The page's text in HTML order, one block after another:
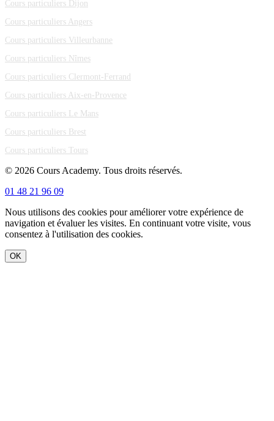
Cours particuliers Dijon
Cours particuliers Angers
Cours particuliers Villeurbanne
Cours particuliers Nîmes
Cours particuliers Clermont-Ferrand
Cours particuliers Aix-en-Provence
Cours particuliers Le Mans
Cours particuliers Brest
Cours particuliers Tours
© 2026 Cours Academy. Tous droits réservés.
01 48 21 96 09
Nous utilisons des cookies pour améliorer votre expérience de
navigation et évaluer les visites. En continuant votre visite, vous
consentez à l'utilisation des cookies.
OK